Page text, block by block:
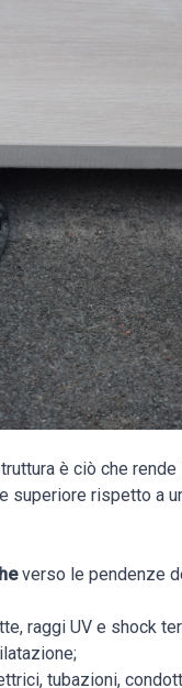
è ciò che rende
superiore rispetto a
verso le pendenze
raggi UV e shock
tubazioni,